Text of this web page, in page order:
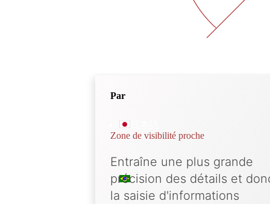
À propos de nous
PT
Par
Zone de visibilité proche
Entraîne une plus grande
précision des détails et
la saisie d'informations